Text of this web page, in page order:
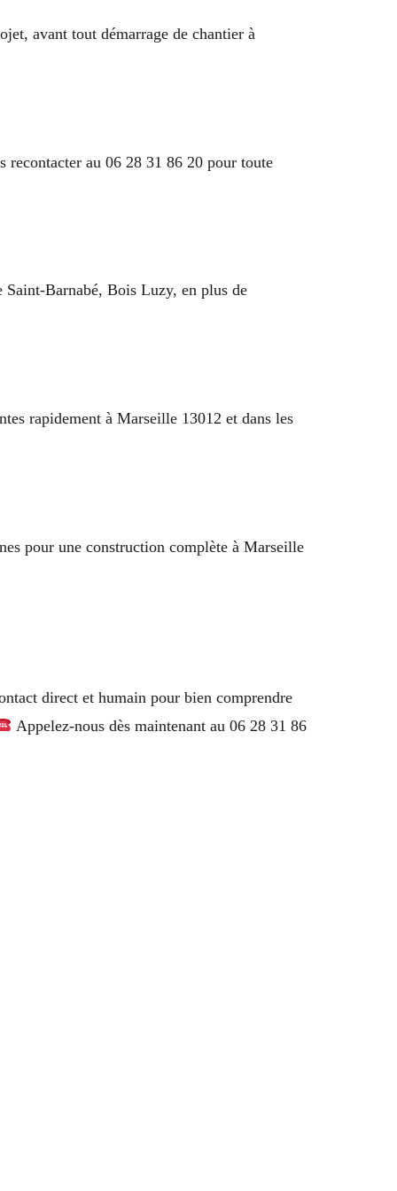
avant tout démarrage de chantier à
recontacter au 06 28 31 86 20 pour toute
Barnabé, Bois Luzy, en plus de
rapidement à Marseille 13012 et dans les
pour une construction complète à Marseille
direct et humain pour bien comprendre
Appelez-nous dès maintenant au 06 28 31 86